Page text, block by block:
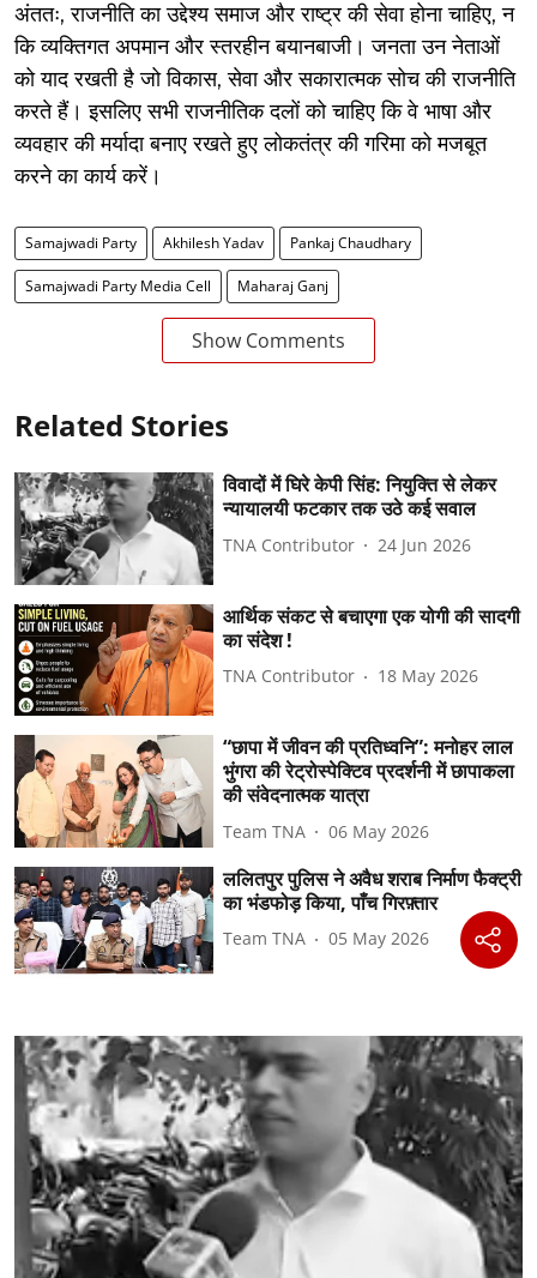
अंततः, राजनीति का उद्देश्य समाज और राष्ट्र की सेवा होना चाहिए, न
कि व्यक्तिगत अपमान और स्तरहीन बयानबाजी। जनता उन नेताओं
को याद रखती है जो विकास, सेवा और सकारात्मक सोच की राजनीति
करते हैं। इसलिए सभी राजनीतिक दलों को चाहिए कि वे भाषा और
व्यवहार की मर्यादा बनाए रखते हुए लोकतंत्र की गरिमा को मजबूत
करने का कार्य करें।
Samajwadi Party Akhilesh Yadav Pankaj Chaudhary
Samajwadi Party Media Cell Maharaj Ganj
Show Comments
Related Stories
विवादों में घिरे केपी सिंह: नियुक्ति से लेकर
न्यायालयी फटकार तक उठे कई सवाल
TNA Contributor 24 Jun 2026
आर्थिक संकट से बचाएगा एक योगी की सादगी
का संदेश !
TNA Contributor 18 May 2026
“छापा में जीवन की प्रतिध्वनि”: ⁠मनोहर लाल
भुंगरा की रेट्रोस्पेक्टिव प्रदर्शनी में छापाकला
की संवेदनात्मक यात्रा
Team TNA 06 May 2026
ललितपुर पुलिस ने अवैध शराब निर्माण फैक्ट्री
का भंडफोड़ किया, पाँच गिरफ़्तार
Team TNA 05 May 2026